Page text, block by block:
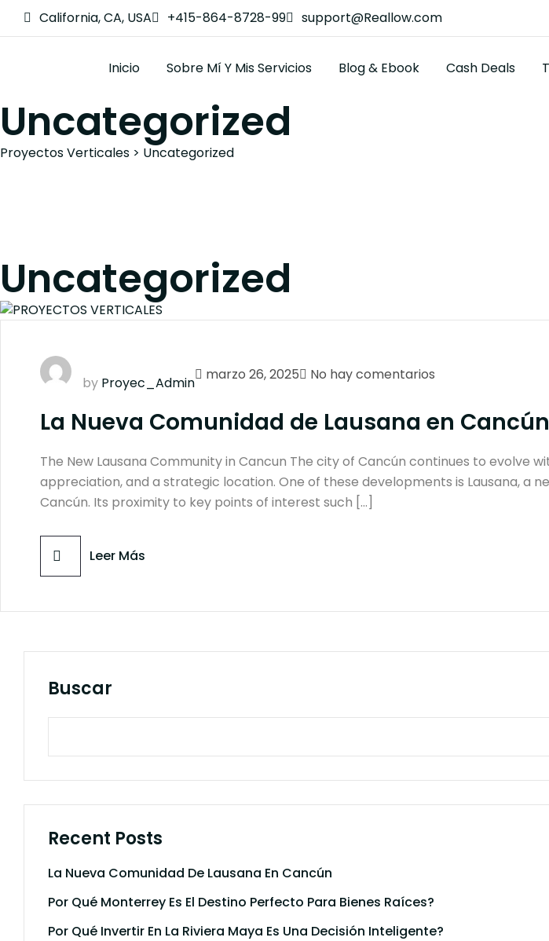
California, CA, USA +415-864-8728-99 support@Reallow.com
Inicio Sobre Mí Y Mis Servicios Blog & Ebook Cash Deals
Uncategorized
Proyectos Verticales > Uncategorized
Uncategorized
by Proyec_Admin marzo 26, 2025 No hay comentarios
La Nueva Comunidad de Lausana en Cancún
The New Lausana Community in Cancun The city of Cancún continues to
appreciation, and a strategic location. One of these developments is Lausana,
Cancún. Its proximity to key points of interest such […]
Leer Más
Buscar
Recent Posts
La Nueva Comunidad De Lausana En Cancún
Por Qué Monterrey Es El Destino Perfecto Para Bienes Raíces?
Por Qué Invertir En La Riviera Maya Es Una Decisión Inteligente?